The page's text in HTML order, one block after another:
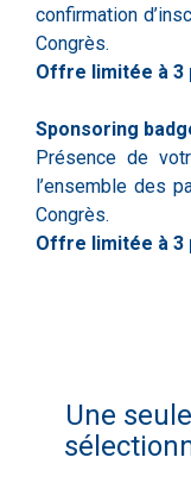
confirmation
Congrès.
Offre limitée à 3
Sponsoring
Présence de
l’ensemble des
Congrès.
Offre limitée à 3
Une